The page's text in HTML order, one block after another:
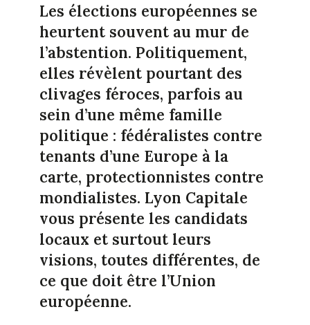
Les élections européennes se
heurtent souvent au mur de
l’abstention. Politiquement,
elles révèlent pourtant des
clivages féroces, parfois au
sein d’une même famille
politique : fédéralistes contre
tenants d’une Europe à la
carte, protectionnistes contre
mondialistes. Lyon Capitale
vous présente les candidats
locaux et surtout leurs
visions, toutes différentes, de
ce que doit être l’Union
européenne.